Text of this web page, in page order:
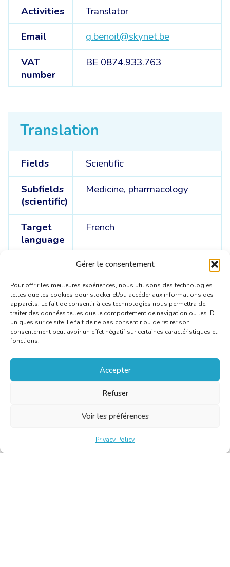
Gérer le consentement
Pour offrir les meilleures expériences, nous utilisons des technologies
telles que les cookies pour stocker et/ou accéder aux informations des
appareils. Le fait de consentir à ces technologies nous permettra de
traiter des données telles que le comportement de navigation ou les ID
uniques sur ce site. Le fait de ne pas consentir ou de retirer son
consentement peut avoir un effet négatif sur certaines caractéristiques et
fonctions.
Accepter
Refuser
Voir les préférences
Privacy Policy
Activities
Translator
Email
g.benoit@skynet.be
VAT
number
BE 0874.933.763
Translation
Fields
Scientific
Subfields
(scientific)
Medicine, pharmacology
Target
language
French
English /Dutch